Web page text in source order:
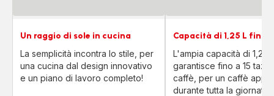
Un raggio di sole in cucina
La semplicità incontra lo stile, per
una cucina dal design innovativo
e un piano di lavoro completo!
Capacità di 1,25 L fino
L'ampia capacità di 1,25 L
garantisce fino a 15
caffè, per un caffè
durante tutta la giornata.